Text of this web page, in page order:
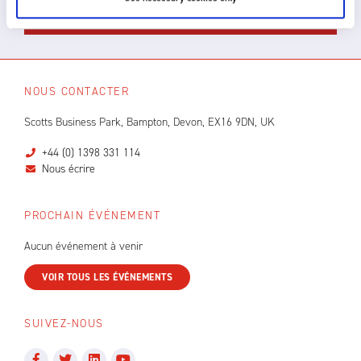
NOUS CONTACTER
Scotts Business Park, Bampton, Devon, EX16 9DN, UK
+44 (0) 1398 331 114
Nous écrire
PROCHAIN ÉVÉNEMENT
Aucun événement à venir
VOIR TOUS LES ÉVÉNEMENTS
SUIVEZ-NOUS